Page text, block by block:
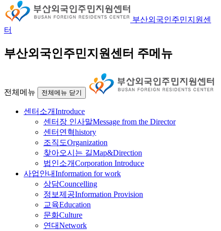
부산외국인주민지원센
터
부산외국인주민지원센터 주메뉴
전체메뉴 전체메뉴 닫기
센터소개Introduce
센터장 인사말Message from the Director
센터연혁history
조직도Organization
찾아오시는 길Map&Direction
법인소개Corporation Introduce
사업안내Information for work
상담Councelling
정보제공Information Provision
교육Education
문화Culture
연대Network